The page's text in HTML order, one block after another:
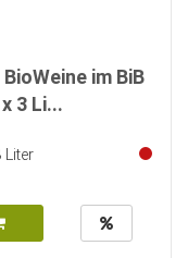
im BiB
3 Li...